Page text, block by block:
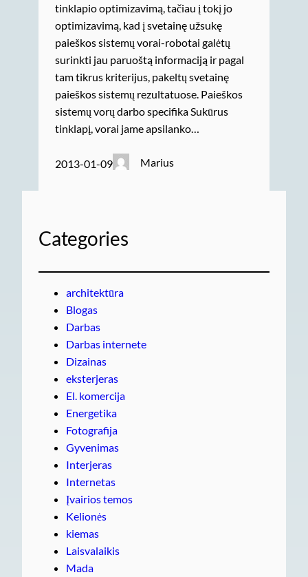
tinklapio optimizavimą, tačiau į tokį jo
optimizavimą, kad į svetainę užsukę
paieškos sistemų vorai-robotai galėtų
surinkti jau paruoštą informaciją ir pagal
tam tikrus kriterijus, pakeltų svetainę
paieškos sistemų rezultatuose. Paieškos
sistemų vorų darbo specifika Sukūrus
tinklapį, vorai jame apsilanko…
2013-01-09 Marius
Categories
architektūra
Blogas
Darbas
Darbas internete
Dizainas
eksterjeras
El. komercija
Energetika
Fotografija
Gyvenimas
Interjeras
Internetas
Įvairios temos
Kelionės
kiemas
Laisvalaikis
Mada